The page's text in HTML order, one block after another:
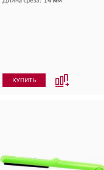
КУПИТЬ